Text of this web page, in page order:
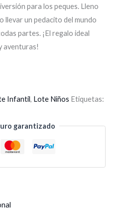
para los peques. Lleno
llevar un pedacito del mundo
partes. ¡El regalo ideal
aventuras!
Infantil, Lote Niños Etiquetas:
garantizado